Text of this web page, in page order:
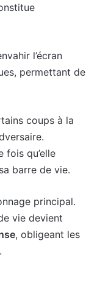
l’écran
permettant de
coups à la
fois qu’elle
barre de vie.
principal.
vie devient
, obligeant les